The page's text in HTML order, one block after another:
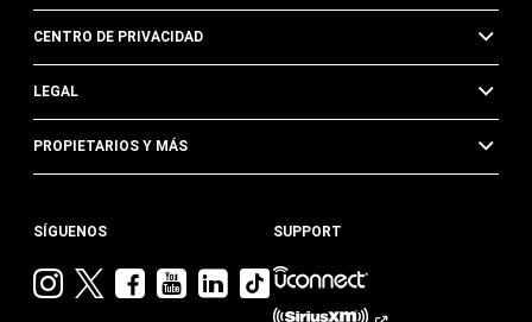
CENTRO DE PRIVACIDAD
LEGAL
PROPIETARIOS Y MÁS
SÍGUENOS
VisitaVisitaVisitaVisitaVisita
Jeep
Visita
Jeep
SUPPORT